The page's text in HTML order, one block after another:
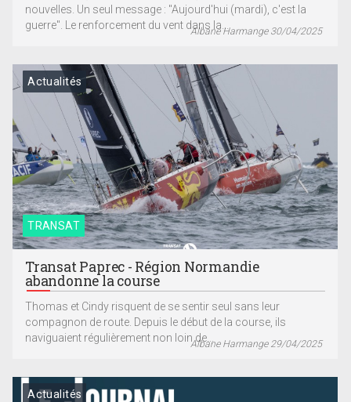
nouvelles. Un seul message : "Aujourd'hui (mardi), c'est la
guerre". Le renforcement du vent dans la...Albane Harmange 30/04/2025
TRANSAT
Actualités
Transat Paprec - Région Normandie
abandonne la course
Thomas et Cindy risquent de se sentir seul sans leur
compagnon de route. Depuis le début de la course, ils
naviguaient régulièrement non loin de...Albane Harmange 29/04/2025
Actualités